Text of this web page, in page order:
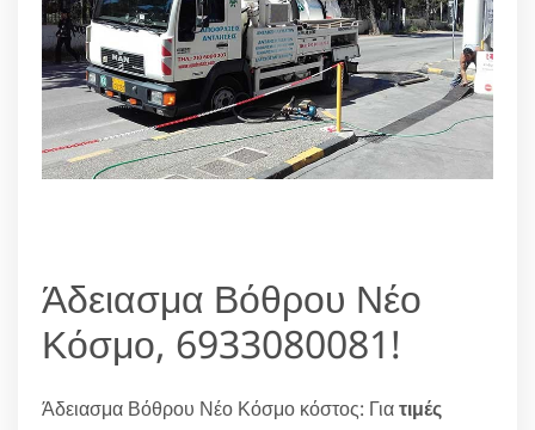
Άδειασμα Βόθρου Νέο
Κόσμο, 6933080081!
Άδειασμα Βόθρου Νέο Κόσμο κόστος: Γιατιμές